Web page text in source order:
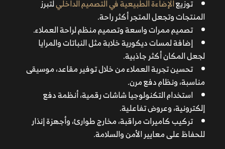
اختر شركة ذات خبرة في تشطيب المحلات التجارية وتملك
توزيعالإضاءة الطبيعية في التصميم الداخليلتبرز
المنتجات وتجعل المتجر أكثر راحة.
تصميم ممرات واسعة وتصميم منظم لراحة العملاء.
إضافة لمسات ديكورية خلابة مثل النباتات والمرايا
لجعل المكان أكثر جاذبية.
تحسين تجربة العملاء من خلال توفير مقاعد، موسيقى
مناسبة، ونظام دفع مرن.
استخدام التكنولوجيا شاشات رقمية، أنظمة دفع
إلكترونية، وعروض تفاعلية.
تركيب كاميرات مراقبة، مخارج طوارئ، وأجهزة إنذار
للحفاظ على معايير الأمن والسلامة.